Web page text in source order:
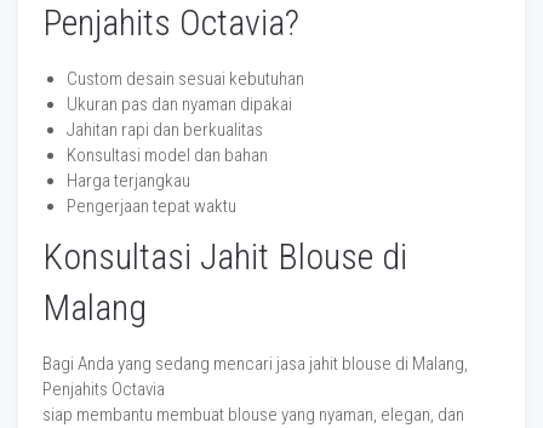
Penjahits Octavia?
Custom desain sesuai kebutuhan
Ukuran pas dan nyaman dipakai
Jahitan rapi dan berkualitas
Konsultasi model dan bahan
Harga terjangkau
Pengerjaan tepat waktu
Konsultasi Jahit Blouse di
Malang
Bagi Anda yang sedang mencari jasa jahit blouse di Malang,
Penjahits Octavia
siap membantu membuat blouse yang nyaman, elegan, dan